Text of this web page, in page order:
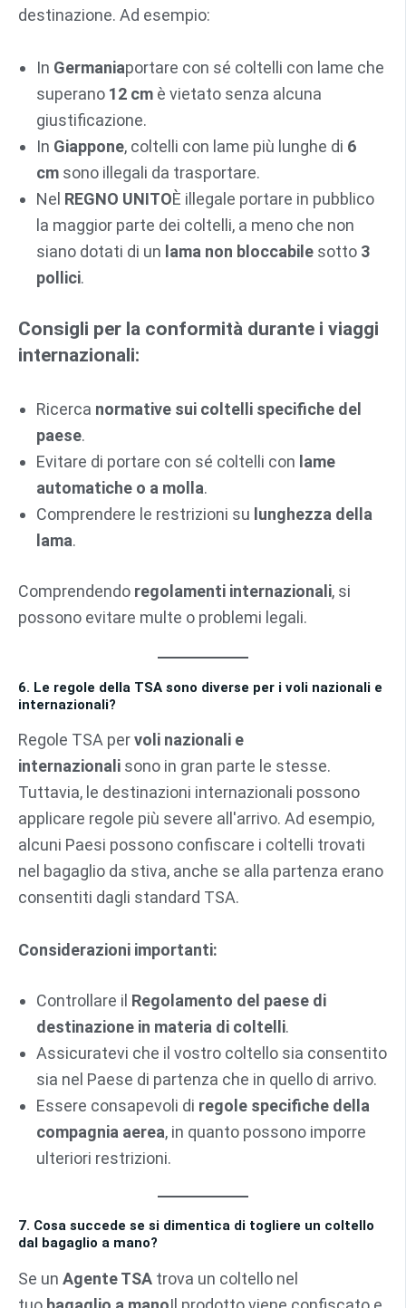
destinazione. Ad esempio:
In Germaniaportare con sé coltelli con lame che
superano 12 cm è vietato senza alcuna
giustificazione.
In Giappone, coltelli con lame più lunghe di 6
cm sono illegali da trasportare.
Nel REGNO UNITOÈ illegale portare in pubblico
la maggior parte dei coltelli, a meno che non
siano dotati di un lama non bloccabile sotto 3
pollici.
Consigli per la conformità durante i viaggi
internazionali:
Ricerca normative sui coltelli specifiche del
paese.
Evitare di portare con sé coltelli con lame
automatiche o a molla.
Comprendere le restrizioni su lunghezza della
lama.
Comprendendo regolamenti internazionali, si
possono evitare multe o problemi legali.
6. Le regole della TSA sono diverse per i voli nazionali e
internazionali?
Regole TSA pervoli nazionali e
internazionali sono in gran parte le stesse.
Tuttavia, le destinazioni internazionali possono
applicare regole più severe all'arrivo. Ad esempio,
alcuni Paesi possono confiscare i coltelli trovati
nel bagaglio da stiva, anche se alla partenza erano
consentiti dagli standard TSA.
Considerazioni importanti:
Controllare il Regolamento del paese di
destinazione in materia di coltelli.
Assicuratevi che il vostro coltello sia consentito
sia nel Paese di partenza che in quello di arrivo.
Essere consapevoli di regole specifiche della
compagnia aerea, in quanto possono imporre
ulteriori restrizioni.
7. Cosa succede se si dimentica di togliere un coltello
dal bagaglio a mano?
Se un Agente TSA trova un coltello nel